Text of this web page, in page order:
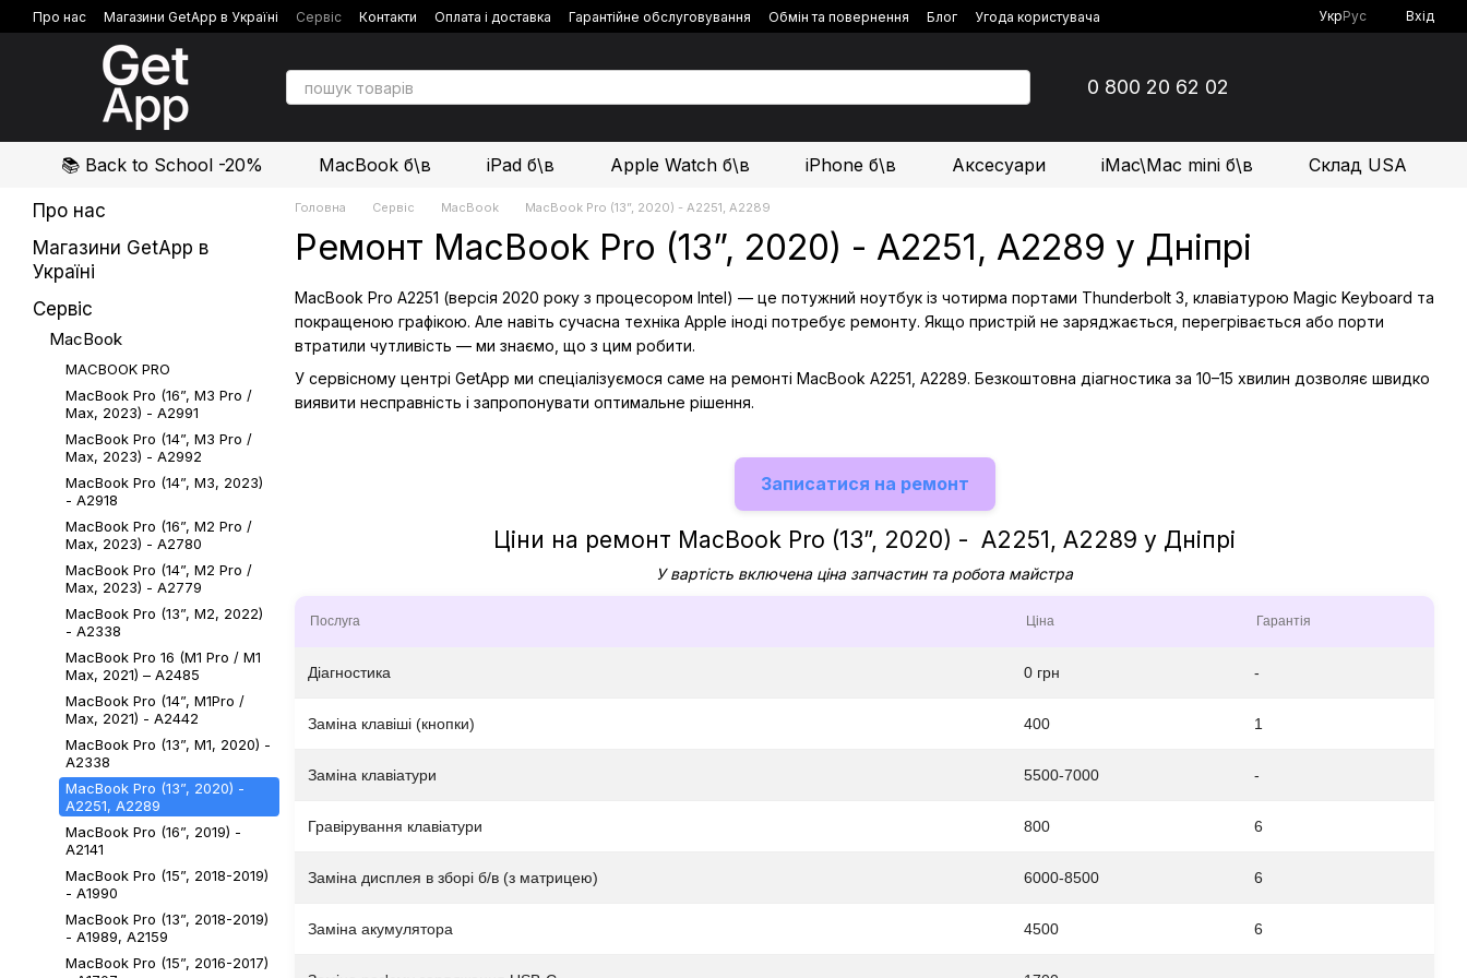
Перейти до основного контенту
Про нас Магазини GetApp в Україні Сервіс Контакти Оплата і доставка Гарантійне обслуговування Обмін та повернення Блог
Угода користувача
Політика конфіденційності
Відгуки про магазин
УкрРус Вхід
0 800 20 62 02
📚 Back to School -20% MacBook б\в iPad б\в Apple Watch б\в iPhone б\в Аксесуари iMac\Mac mini б\в Склад USA
Головна Сервіс MacBook MacBook Pro (13”, 2020) - A2251, А2289
Ремонт MacBook Pro (13”, 2020) - A2251, А2289 у Дніпрі
MacBook Pro A2251 (версія 2020 року з процесором Intel) — це потужний ноутбук із чотирма портами Thunderbolt 3, клавіатурою Magic Keyboard та
покращеною графікою. Але навіть сучасна техніка Apple іноді потребує ремонту. Якщо пристрій не заряджається, перегрівається або порти
втратили чутливість — ми знаємо, що з цим робити.
У сервісному центрі GetApp ми спеціалізуємося саме на ремонті MacBook A2251, А2289. Безкоштовна діагностика за 10–15 хвилин дозволяє швидко
виявити несправність і запропонувати оптимальне рішення.
Записатися на ремонт
Ціни на ремонт MacBook Pro (13”, 2020) - A2251, А2289 у Дніпрі
У вартість включена ціна запчастин та робота майстра
Послуга Ціна Гарантія
Діагностика 0 грн -
Заміна клавіші (кнопки) 400 1
Заміна клавіатури 5500-7000 -
Гравірування клавіатури 800 6
Заміна дисплея в зборі б/в (з матрицею) 6000-8500 6
Заміна акумулятора 4500 6
Про нас
Магазини GetApp в
Україні
Сервіс
MacBook
MACBOOK PRO
MacBook Pro (16”, M3 Pro /
Max, 2023) - A2991
MacBook Pro (14”, M3 Pro /
Max, 2023) - A2992
MacBook Pro (14”, M3, 2023)
- A2918
MacBook Pro (16”, M2 Pro /
Max, 2023) - A2780
MacBook Pro (14”, M2 Pro /
Max, 2023) - A2779
MacBook Pro (13”, M2, 2022)
- A2338
MacBook Pro 16 (M1 Pro / M1
Max, 2021) – A2485
MacBook Pro (14”, M1Pro /
Max, 2021) - A2442
MacBook Pro (13”, M1, 2020) -
A2338
MacBook Pro (13”, 2020) -
A2251, А2289
MacBook Pro (16”, 2019) -
A2141
MacBook Pro (15”, 2018-2019)
- A1990
MacBook Pro (13”, 2018-2019)
- A1989, А2159
MacBook Pro (15”, 2016-2017)